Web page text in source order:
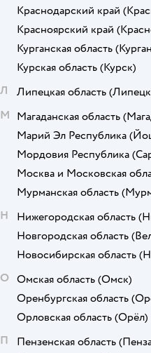
Краснодарский край
Красноярский край
Курганская область
Курская область (Курск)
Л
Липецкая область
М Магаданская область
Марий Эл Республика
Мордовия Республика
Москва и Московская
Мурманская область
Н
Нижегородская область
Новгородская область
Новосибирская область
О Омская область (Омск)
Оренбургская область
Орловская область (Орёл)
П
Пензенская область